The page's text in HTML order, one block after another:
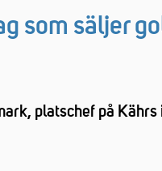
som säljer
platschef på Kährs